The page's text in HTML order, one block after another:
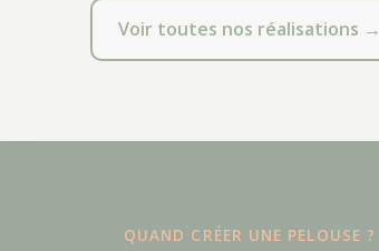
Voir toutes nos réalisations →
QUAND CRÉER UNE PELOUSE ?